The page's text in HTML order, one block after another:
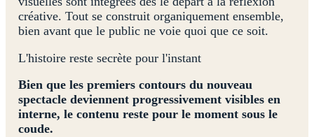
créative. Tout se construit organiquement ensemble,
bien avant que le public ne voie quoi que ce soit.
L'histoire reste secrète pour l'instant
Bien que les premiers contours du nouveau
spectacle deviennent progressivement visibles en
interne, le contenu reste pour le moment sous le
coude.